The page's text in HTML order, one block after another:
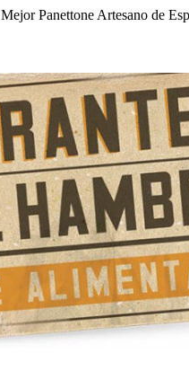
Panettone Artesano de